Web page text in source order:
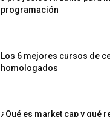
programación
Los 6 mejores cursos de
homologados
¿Qué es market cap y qué